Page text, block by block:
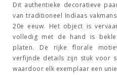
Dit authentieke decoratieve
van traditioneel Indiaas
20e eeuw. Het object is
volledig met de hand is
platen. De rijke florale
verfijnde details zijn stuk voor
waardoor elk exemplaar een